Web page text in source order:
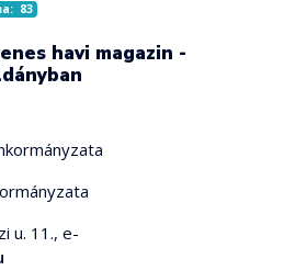
83
havi magazin -
u. 11., e-